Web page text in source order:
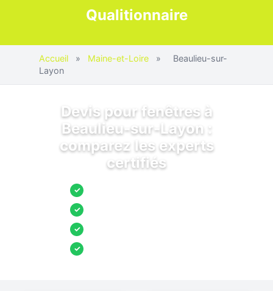
Qualitionnaire
Accueil » Maine-et-Loire »
Beaulieu-sur-
Layon
Devis pour fenêtres à
Beaulieu-sur-Layon :
comparez les experts
certifiés
✓
✓
✓
✓